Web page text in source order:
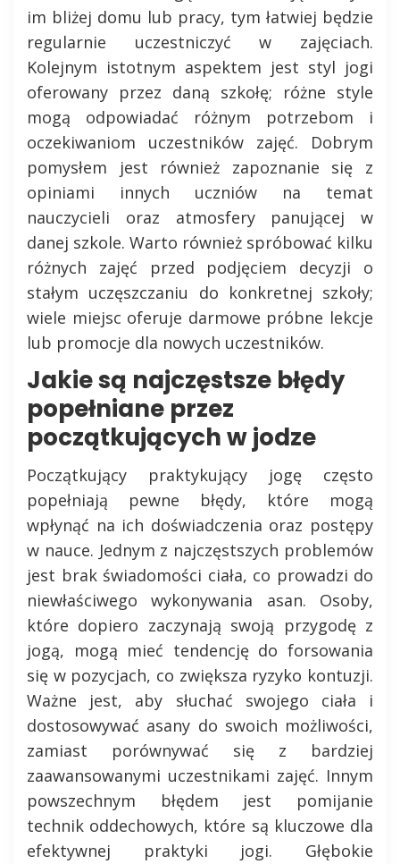
im bliżej domu lub pracy, tym łatwiej będzie
regularnie uczestniczyć w zajęciach.
Kolejnym istotnym aspektem jest styl jogi
oferowany przez daną szkołę; różne style
mogą odpowiadać różnym potrzebom i
oczekiwaniom uczestników zajęć. Dobrym
pomysłem jest również zapoznanie się z
opiniami innych uczniów na temat
nauczycieli oraz atmosfery panującej w
danej szkole. Warto również spróbować kilku
różnych zajęć przed podjęciem decyzji o
stałym uczęszczaniu do konkretnej szkoły;
wiele miejsc oferuje darmowe próbne lekcje
lub promocje dla nowych uczestników.
Jakie są najczęstsze błędy
popełniane przez
początkujących w jodze
Początkujący praktykujący jogę często
popełniają pewne błędy, które mogą
wpłynąć na ich doświadczenia oraz postępy
w nauce. Jednym z najczęstszych problemów
jest brak świadomości ciała, co prowadzi do
niewłaściwego wykonywania asan. Osoby,
które dopiero zaczynają swoją przygodę z
jogą, mogą mieć tendencję do forsowania
się w pozycjach, co zwiększa ryzyko kontuzji.
Ważne jest, aby słuchać swojego ciała i
dostosowywać asany do swoich możliwości,
zamiast porównywać się z bardziej
zaawansowanymi uczestnikami zajęć. Innym
powszechnym błędem jest pomijanie
technik oddechowych, które są kluczowe dla
efektywnej praktyki jogi. Głębokie